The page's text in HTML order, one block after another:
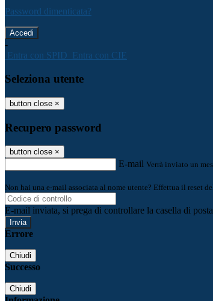
Password dimenticata?
-
Entra con SPID Entra con CIE
Seleziona utente
button close ×
Recupero password
button close ×
E-mail Verrà inviato un
Non hai una e-mail associata al nome utente? Effettua il reset
E-mail inviata, si prega di controllare la casella di
Errore
Chiudi
Successo
Chiudi